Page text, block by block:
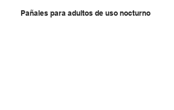
Pañales para adultos de uso nocturno